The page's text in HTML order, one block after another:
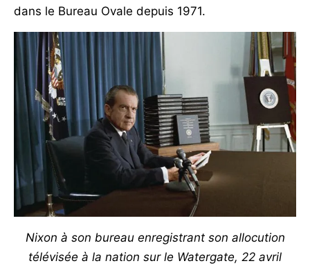
dans le Bureau Ovale depuis 1971.
Nixon à son bureau enregistrant son allocution
télévisée à la nation sur le Watergate, 22 avril